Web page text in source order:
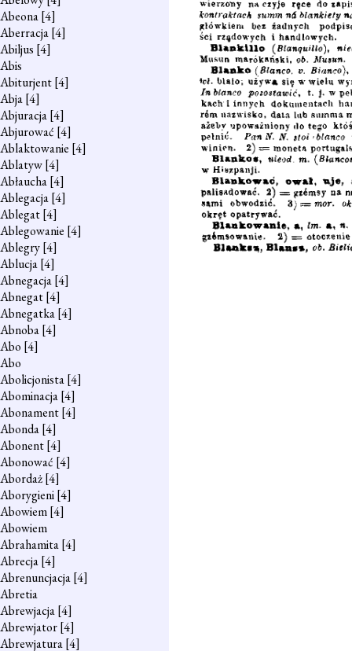
Abeona[4]
Aberracja[4]
Abiljus [4]
Abis
Abiturjent[4]
Abja[4]
Abjuracja[4]
Abjurować [4]
Ablaktowanie [4]
Ablatyw[4]
Abłaucha[4]
Ablegacja[4]
Ablegat[4]
Ablegowanie [4]
Ablegry[4]
Ablucja[4]
Abnegacja[4]
Abnegat[4]
Abnegatka[4]
Abnoba[4]
Abo [4]
Abo
Abolicjonista[4]
Abominacja[4]
Abonament[4]
Abonda[4]
Abonent[4]
Abonować [4]
Abordaż[4]
Aborygieni[4]
Abowiem[4]
Abowiem
Abrahamita[4]
Abrecja[4]
Abrenuncjacja[4]
Abretia
Abrewjacja[4]
Abrewjator[4]
Abrewjatura[4]